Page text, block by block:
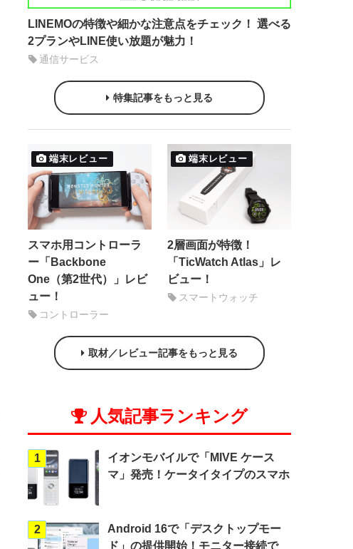
LINEMOの特徴や細かな注意点をチェック！ 選べる
2プランやLINE使い放題が魅力！
通信サービス
特集記事をもっと見る
端末レビュー
スマホ用コントローラ
ー「Backbone
One（第2世代）」レビ
ュー！
コントローラー
端末レビュー
2層画面が特徴！
「TicWatch Atlas」レ
ビュー！
スマートウォッチ
取材／レビュー記事をもっと見る
人気記事ランキング
1
イオンモバイルで「MIVE ケース
マ」発売！ケータイタイプのスマホ
2
Android 16で「デスクトップモー
ド」の提供開始！モニター接続で